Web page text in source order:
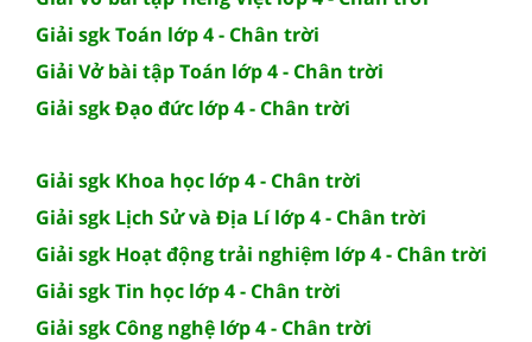
Giải sgk Toán lớp 4 - Chân trời
Giải Vở bài tập Toán lớp 4 - Chân trời
Giải sgk Đạo đức lớp 4 - Chân trời
Giải sgk Khoa học lớp 4 - Chân trời
Giải sgk Lịch Sử và Địa Lí lớp 4 - Chân trời
Giải sgk Hoạt động trải nghiệm lớp 4 - Chân trời
Giải sgk Tin học lớp 4 - Chân trời
Giải sgk Công nghệ lớp 4 - Chân trời